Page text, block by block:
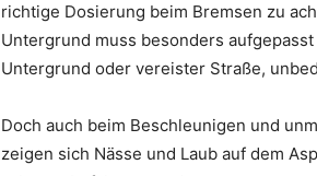
richtige Dosierung beim Bremsen zu
Untergrund muss besonders
Untergrund oder vereister Straße,
Doch auch beim Beschleunigen und
zeigen sich Nässe und Laub auf dem